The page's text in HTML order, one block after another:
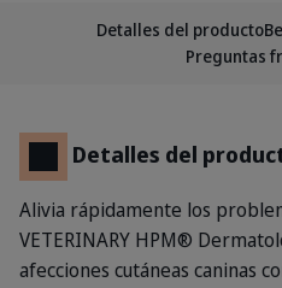
Detalles del producto
Preguntas
Detalles del
Alivia rápidamente los
VETERINARY HPM®
afecciones cutáneas caninas